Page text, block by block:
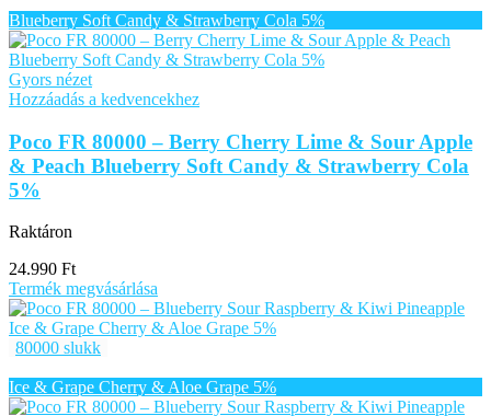
Gyors nézet
Hozzáadás a kedvencekhez
Poco FR 80000 – Berry Cherry Lime & Sour Apple
& Peach Blueberry Soft Candy & Strawberry Cola
5%
Raktáron
24.990 Ft
Termék megvásárlása
80000 slukk